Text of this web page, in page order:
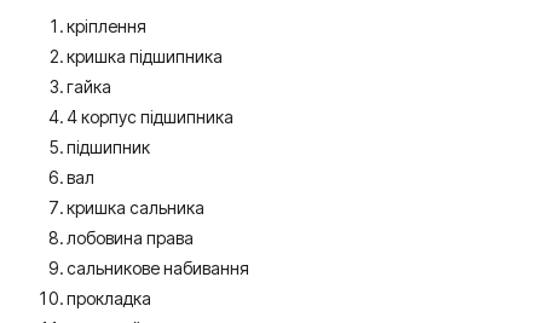
кріплення
кришка підшипника
гайка
4 корпус підшипника
підшипник
вал
кришка сальника
лобовина права
сальникове набивання
прокладка